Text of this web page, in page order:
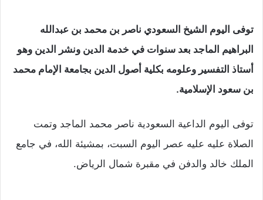
توفى اليوم الشيخ السعودي ناصر بن محمد بن عبدالله
البراهيم الماجد بعد سنوات في خدمة الدين ونشر الدين وهو
أستاذ التفسير وعلومه بكلية أصول الدين بجامعة الإمام محمد
بن سعود الإسلامية.
توفى اليوم الداعية السعودية ناصر محمد الماجد وتمت
الصلاة عليه عليه عصر اليوم السبت، بمشيئة الله، في جامع
الملك خالد والدفن في مقبرة شمال الرياض.